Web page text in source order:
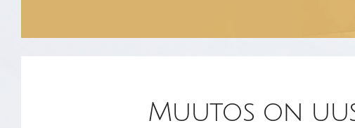
Muutos on